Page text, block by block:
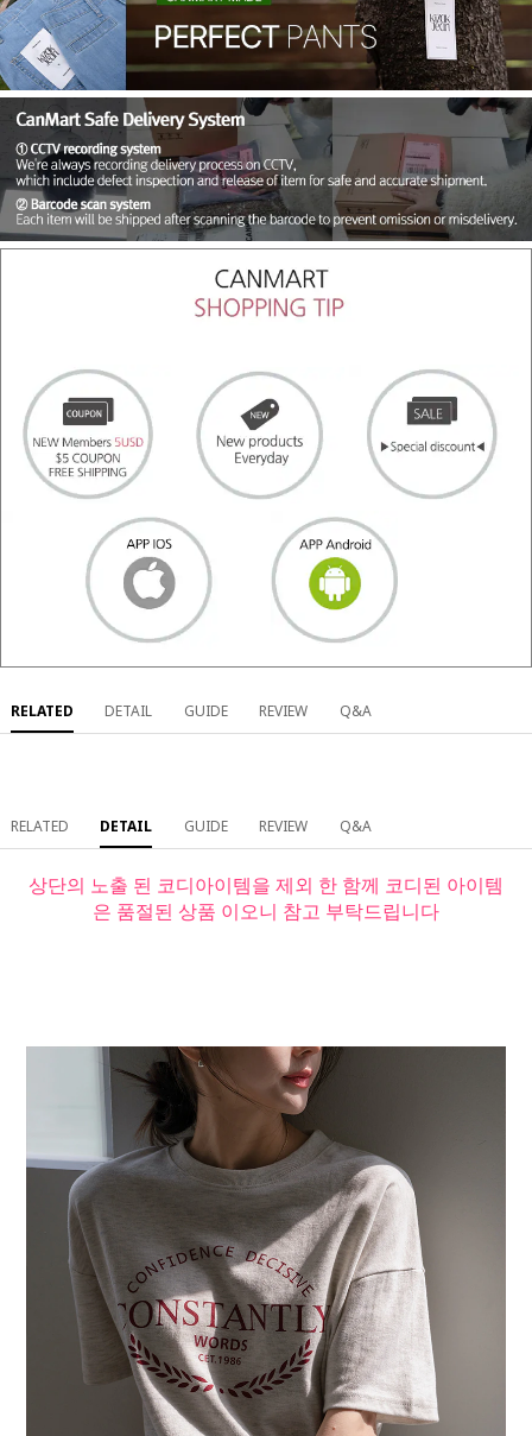
RELATED DETAIL GUIDE REVIEW Q&A
RELATED DETAIL GUIDE REVIEW Q&A
상단의 노출 된 코디아이템을 제외 한 함께 코디된 아이템
은 품절된 상품 이오니 참고 부탁드립니다